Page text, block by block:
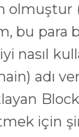
bu para
nasıl
adı
için